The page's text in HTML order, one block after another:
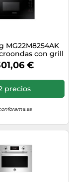
MG22M8254AK
con grill
22 L 1300 W
€
precios